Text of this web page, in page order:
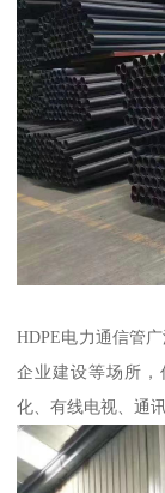
HDPE电力通信管
企业建设等场所
化、有线电视、通